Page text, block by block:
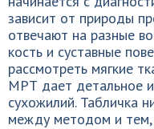
зависит от природы
отвечают на разные
кость и суставные
рассмотреть мягкие
МРТ дает детальное
сухожилий. Табличка
между методом и тем,